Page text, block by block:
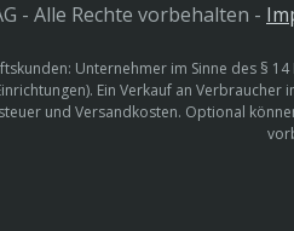
- Alle Rechte vorbehalten -
Unternehmer im Sinne des §
Ein Verkauf an
und Versandkosten. Optional